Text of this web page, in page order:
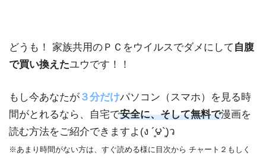
どうも！ 家族共用のＰＣをウイルスでダメにして 自腹
で買い換えたユウです！！
もし今あなたが ３分だけパソコン（スマホ）を見る時
間がとれるなら、自宅で安全に、そして無料で漫画を
読む方法をご紹介できますよ(ง ´͈౪`͈)ว
※あまり時間がない方は、すぐ読める様に目次から チャート２もしく